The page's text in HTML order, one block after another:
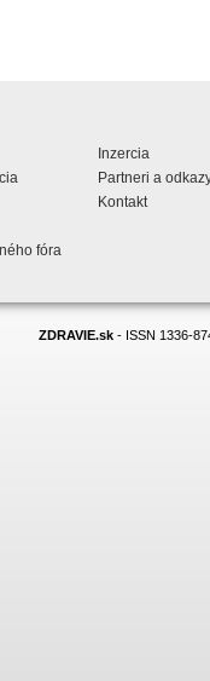
fóra
Inzercia
Partneri a
Kontakt
ZDRAVIE.sk- ISSN 1336-